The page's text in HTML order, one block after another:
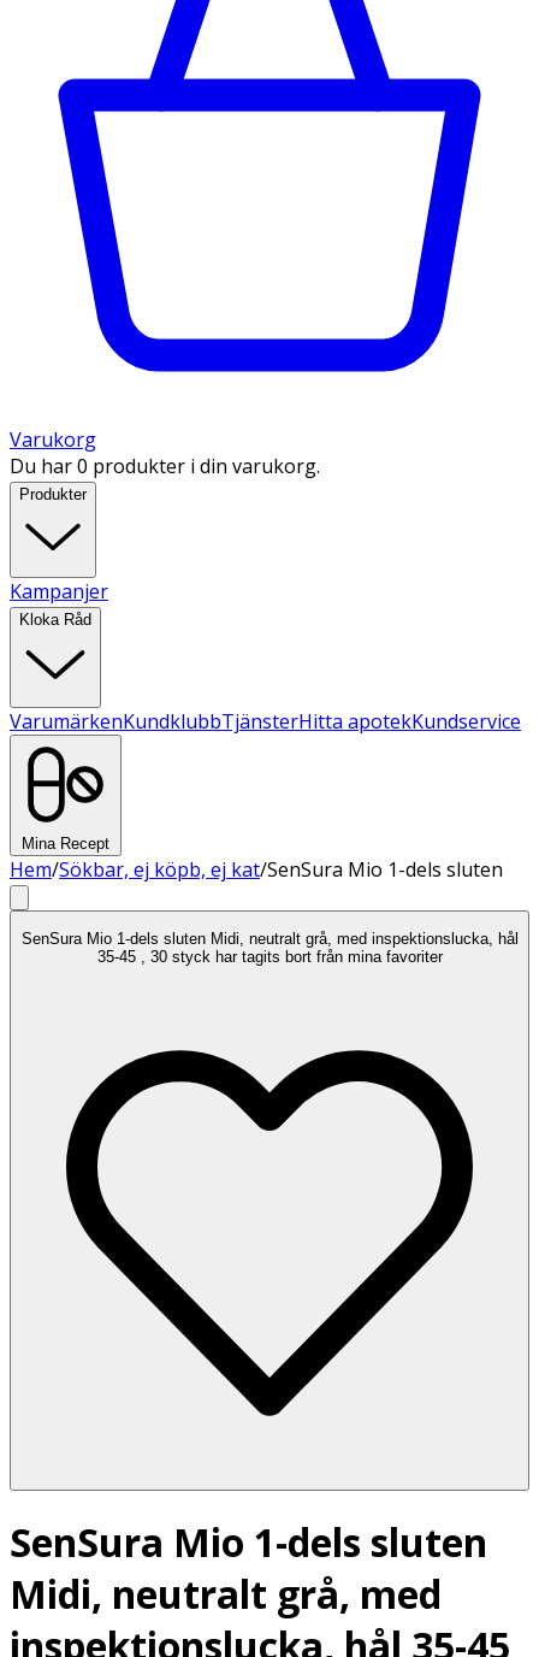
Varukorg
Du har 0 produkter i din varukorg.
Produkter
Kampanjer
Kloka Råd
VarumärkenKundklubbTjänsterHitta apotekKundservice
Mina Recept
Hem/Sökbar, ej köpb, ej kat/SenSura Mio 1-dels sluten
SenSura Mio 1-dels sluten Midi, neutralt grå, med inspektionslucka, hål
35-45 , 30 styck har tagits bort från mina favoriter
SenSura Mio 1-dels sluten
Midi, neutralt grå, med
inspektionslucka, hål 35-45